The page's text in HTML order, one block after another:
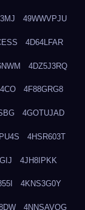
49WWVPJU
4D64LFAR
4DZ5J3RQ
4F88GRG8
4GOTUJAD
4HSR603T
4JH8IPKK
4KNS3G0Y
4NNSAVOG